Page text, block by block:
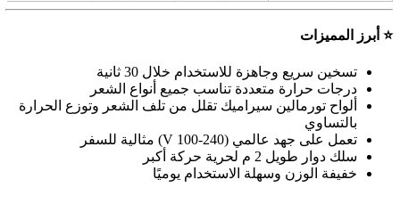
⭐ أبرز المميزات
تسخين سريع وجاهزة للاستخدام خلال 30 ثانية
درجات حرارة متعددة تناسب جميع أنواع الشعر
ألواح تورمالين سيراميك تقلل من تلف الشعر وتوزع الحرارة
بالتساوي
تعمل على جهد عالمي (100-240 V)
مثالية للسفر
سلك دوار طويل 2 م لحرية حركة أكبر
خفيفة الوزن وسهلة الاستخدام يوميًا